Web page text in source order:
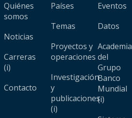
Quiénes
somos
Noticias
Carreras
(i)
Contacto
Países
Temas
Proyectos y
operaciones
Investigación
y
publicaciones
(i)
Eventos
Datos
Academia
del
Grupo
Banco
Mundial
(i)